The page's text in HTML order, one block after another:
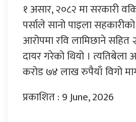
१ असार, २०८२ मा सरकारी
पर्साले सानो पाइला
आरोपमा रवि लामिछाने सहित
दायर गरेको थियो । त्यतिबेला
करोड ७४ लाख रुपैयाँ विगो
प्रकाशित : 9 June, 2026